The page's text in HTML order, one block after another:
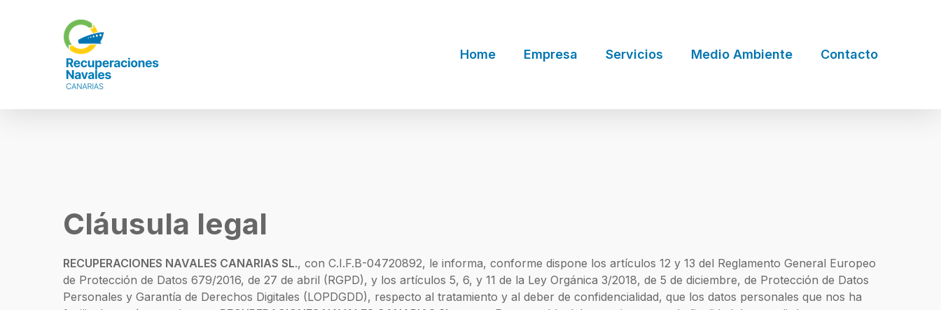
Home Empresa Servicios Medio Ambiente Contacto
Cláusula legal
RECUPERACIONES NAVALES CANARIAS SL., con C.I.F.B-04720892, le informa, conforme dispone los artículos 12 y 13 del Reglamento General Europeo
de Protección de Datos 679/2016, de 27 de abril (RGPD), y los artículos 5, 6, y 11 de la Ley Orgánica 3/2018, de 5 de diciembre, de Protección de Datos
Personales y Garantía de Derechos Digitales (LOPDGDD), respecto al tratamiento y al deber de confidencialidad, que los datos personales que nos ha